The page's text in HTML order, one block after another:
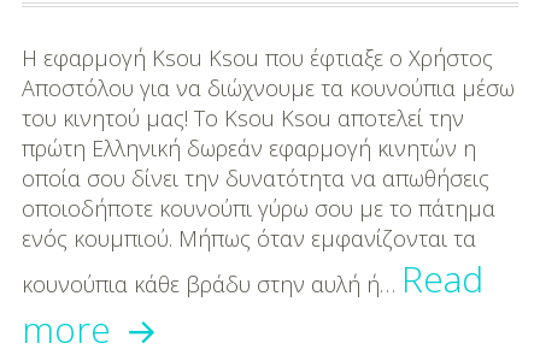
DIY
Διατροφή-Συνταγές
Συνταγές
Συμβουλές
Διατροφής
Υγεία – Ψυχολογία
Η εφαρμογή Ksou Ksou που έφτιαξε ο Χρήστος
Αποστόλου για να διώχνουμε τα κουνούπια μέσω
του κινητού μας! Το Ksou Ksou αποτελεί την
πρώτη Ελληνική δωρεάν εφαρμογή κινητών η
οποία σου δίνει την δυνατότητα να απωθήσεις
οποιοδήποτε κουνούπι γύρω σου με το πάτημα
ενός κουμπιού. Μήπως όταν εμφανίζονται τα
κουνούπια κάθε βράδυ στην αυλή ή… Read
more Ksou